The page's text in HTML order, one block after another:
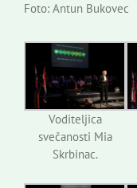
Foto: Antun Bukovec
Voditeljica
svečanosti Mia
Skrbinac.